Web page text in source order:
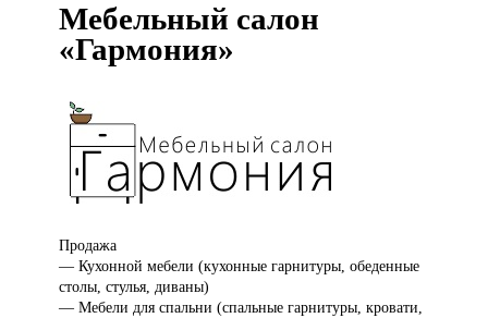
Мебельный салон
«Гармония»
Продажа
—Кухонной мебели (кухонные гарнитуры, обеденные
столы, стулья, диваны)
— Мебели для спальни (спальные гарнитуры, кровати,